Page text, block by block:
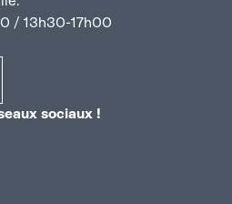
/ 13h30-17h00
sociaux !